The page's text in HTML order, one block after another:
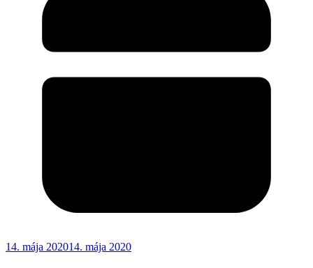
14. mája 202014. mája 2020